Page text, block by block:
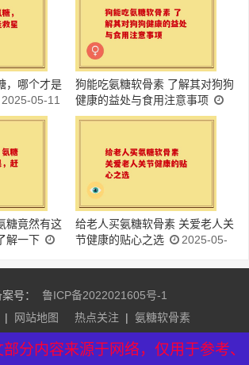
，哪个才是
2025-05-11
狗能吃氨糖软骨素 了解其对狗狗
健康的益处与食用注意事项
2025-05-11
糖竟然有这
解一下
给老人买氨糖软骨素 关爱老人关
节健康的贴心之选
2025-05-
号：
鲁ICP备2022021605号-1
| 网站地图 热点关注 | 氨糖软骨素
排行榜 | 益生菌牌子排名
氨糖软骨素品
分内容来源于网络，仅用于参考、